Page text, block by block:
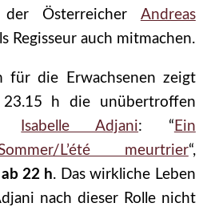
Österreicher Andreas
Regisseur auch mitmachen.
für die Erwachsenen zeigt
h die unübertroffen
Isabelle Adjani: “ Ein
L’été meurtrier“,
22 h. Das wirkliche Leben
nach dieser Rolle nicht